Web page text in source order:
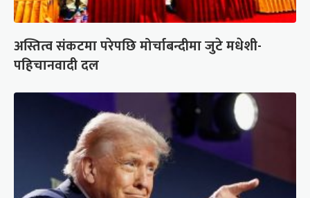
अस्तित्व संकटमा परेपछि मोर्चाबन्दीमा जुटे मधेशी-
पहिचानवादी दल